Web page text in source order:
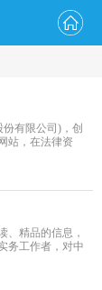
有限公司)，创
站，在法律资
、精品的信息，
务工作者，对中